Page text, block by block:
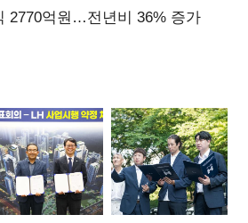
2770억원…전년비 36% 증가